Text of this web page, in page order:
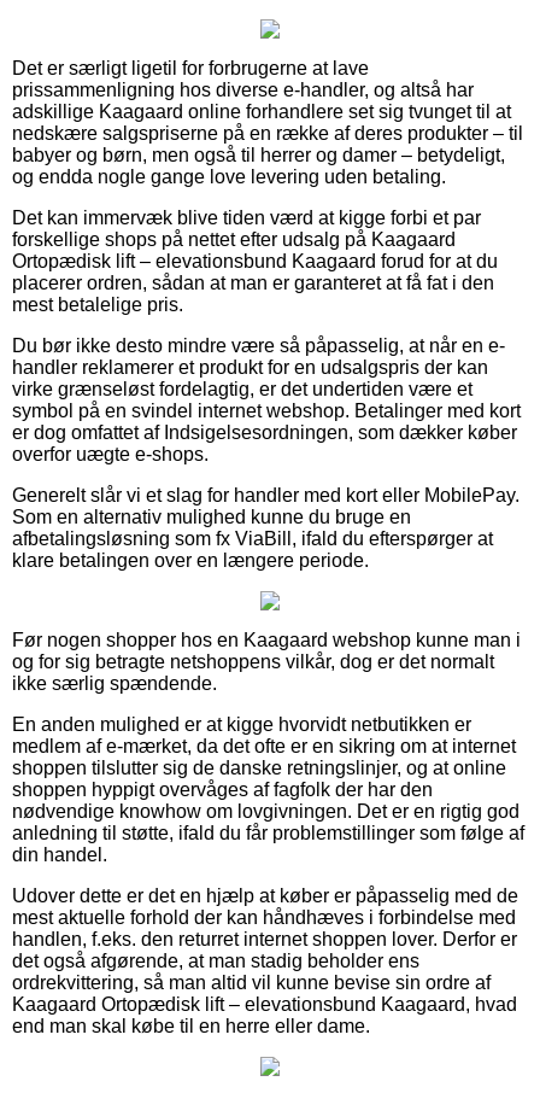
Det er særligt ligetil for forbrugerne at lave
prissammenligning hos diverse e-handler, og altså har
adskillige Kaagaard online forhandlere set sig tvunget til at
nedskære salgspriserne på en række af deres produkter – til
babyer og børn, men også til herrer og damer – betydeligt,
og endda nogle gange love levering uden betaling.
Det kan immervæk blive tiden værd at kigge forbi et par
forskellige shops på nettet efter udsalg på Kaagaard
Ortopædisk lift – elevationsbund Kaagaard forud for at du
placerer ordren, sådan at man er garanteret at få fat i den
mest betalelige pris.
Du bør ikke desto mindre være så påpasselig, at når en e-
handler reklamerer et produkt for en udsalgspris der kan
virke grænseløst fordelagtig, er det undertiden være et
symbol på en svindel internet webshop. Betalinger med kort
er dog omfattet af Indsigelsesordningen, som dækker køber
overfor uægte e-shops.
Generelt slår vi et slag for handler med kort eller MobilePay.
Som en alternativ mulighed kunne du bruge en
afbetalingsløsning som fx ViaBill, ifald du efterspørger at
klare betalingen over en længere periode.
Før nogen shopper hos en Kaagaard webshop kunne man i
og for sig betragte netshoppens vilkår, dog er det normalt
ikke særlig spændende.
En anden mulighed er at kigge hvorvidt netbutikken er
medlem af e-mærket, da det ofte er en sikring om at internet
shoppen tilslutter sig de danske retningslinjer, og at online
shoppen hyppigt overvåges af fagfolk der har den
nødvendige knowhow om lovgivningen. Det er en rigtig god
anledning til støtte, ifald du får problemstillinger som følge af
din handel.
Udover dette er det en hjælp at køber er påpasselig med de
mest aktuelle forhold der kan håndhæves i forbindelse med
handlen, f.eks. den returret internet shoppen lover. Derfor er
det også afgørende, at man stadig beholder ens
ordrekvittering, så man altid vil kunne bevise sin ordre af
Kaagaard Ortopædisk lift – elevationsbund Kaagaard, hvad
end man skal købe til en herre eller dame.